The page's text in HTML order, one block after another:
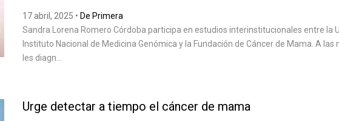
17 abril, 2025 • De Primera
Sandra Lorena Romero Córdoba participa en estudios interinstitucionales entre la
Instituto Nacional de Medicina Genómica y la Fundación de Cáncer de Mama. A las
les diagn...
Urge detectar a tiempo el cáncer de mama